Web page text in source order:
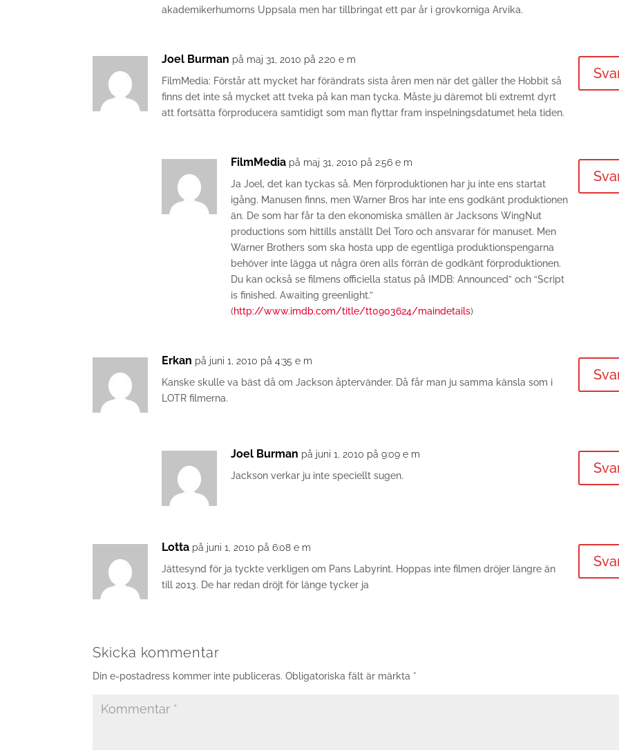
akademikerhumorns Uppsala men har tillbringat ett par år i grovkorniga Arvika.
Joel Burman på maj 31, 2010 på 2:20 e m
FilmMedia: Förstår att mycket har förändrats sista åren men när det gäller the Hobbit så
finns det inte så mycket att tveka på kan man tycka. Måste ju däremot bli extremt dyrt
att fortsätta förproducera samtidigt som man flyttar fram inspelningsdatumet hela tiden.
FilmMedia på maj 31, 2010 på 2:56 e m
Ja Joel, det kan tyckas så. Men förproduktionen har ju inte ens startat
igång. Manusen finns, men Warner Bros har inte ens godkänt produktionen
än. De som har får ta den ekonomiska smällen är Jacksons WingNut
productions som hittills anställt Del Toro och ansvarar för manuset. Men
Warner Brothers som ska hosta upp de egentliga produktionspengarna
behöver inte lägga ut några ören alls förrän de godkänt förproduktionen.
Du kan också se filmens officiella status på IMDB: Announced” och “Script
is finished. Awaiting greenlight.”
(http://www.imdb.com/title/tt0903624/maindetails)
Erkan på juni 1, 2010 på 4:35 e m
Kanske skulle va bäst då om Jackson åptervänder. Då får man ju samma känsla som i
LOTR filmerna.
Joel Burman på juni 1, 2010 på 9:09 e m
Jackson verkar ju inte speciellt sugen.
Lotta på juni 1, 2010 på 6:08 e m
Jättesynd för ja tyckte verkligen om Pans Labyrint. Hoppas inte filmen dröjer längre än
till 2013. De har redan dröjt för länge tycker ja
Skicka kommentar
Din e-postadress kommer inte publiceras. Obligatoriska fält är märkta *